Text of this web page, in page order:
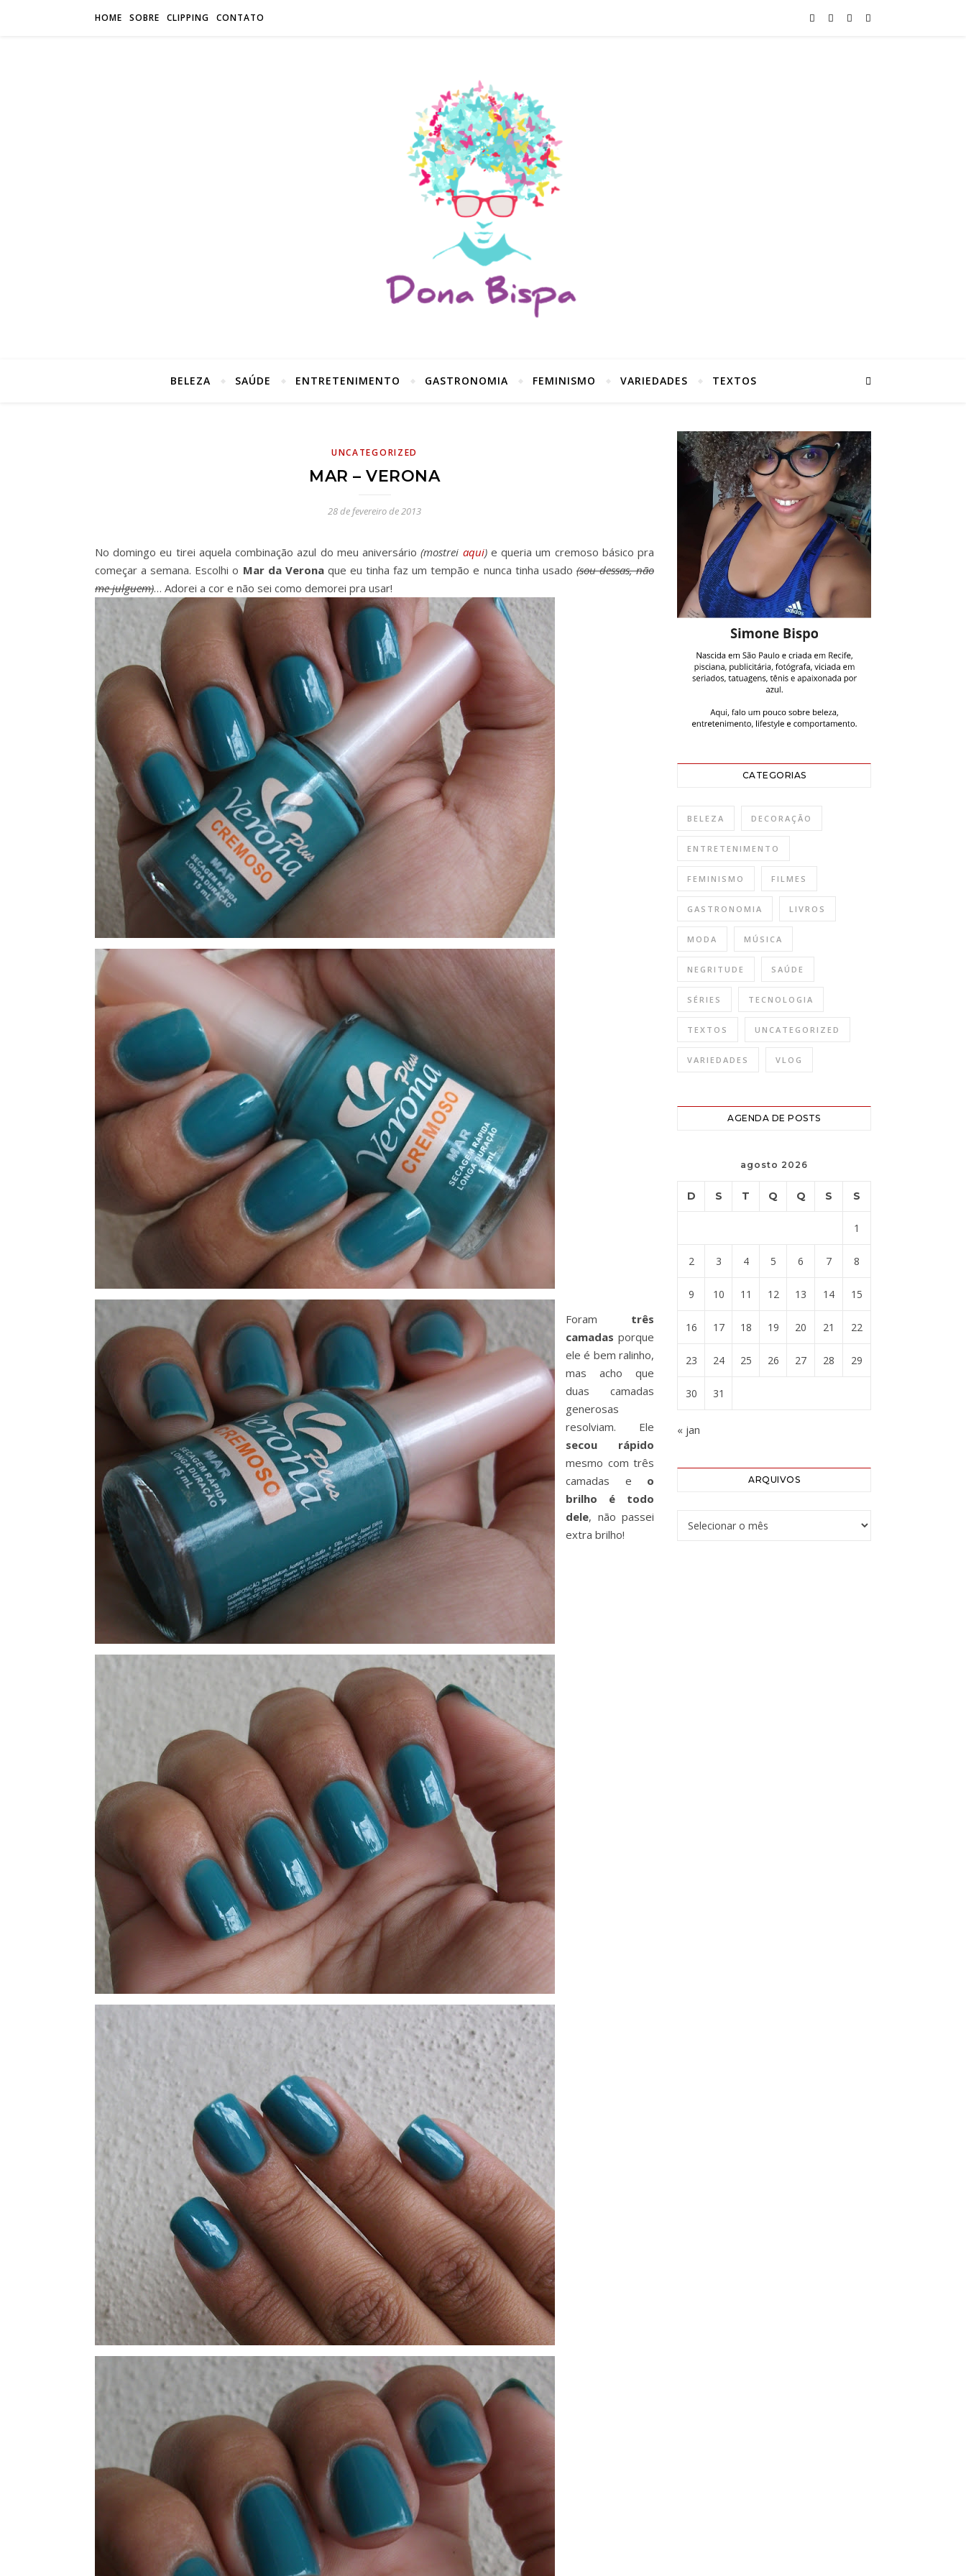
HOME SOBRE CLIPPING CONTATO
BELEZA SAÚDE ENTRETENIMENTO GASTRONOMIA FEMINISMO VARIEDADES TEXTOS
UNCATEGORIZED
MAR – VERONA
28 de fevereiro de 2013
No domingo eu tirei aquela combinação azul do meu aniversário(mostrei aqui)e queria um cremoso básico pra
começar a semana. Escolhi o Mar da Veronaque eu tinha faz um tempão e nunca tinha usado(sou dessas, não
me julguem)… Adorei a cor e não sei como demorei pra usar!
Foram três
camadas porque
ele é bem ralinho,
mas acho que
duas camadas
generosas
resolviam. Ele
secou rápido
mesmo com três
camadas e o
brilho é todo
dele, não passei
extra brilho!
CATEGORIAS
BELEZA DECORAÇÃO
ENTRETENIMENTO
FEMINISMO FILMES
GASTRONOMIA LIVROS
MODA MÚSICA
NEGRITUDE SAÚDE
SÉRIES TECNOLOGIA
TEXTOS UNCATEGORIZED
VARIEDADES VLOG
AGENDA DE POSTS
agosto 2026
D S T Q Q S S
1
2 3 4 5 6 7 8
9 10 11 12 13 14 15
16 17 18 19 20 21 22
23 24 25 26 27 28 29
30 31
« jan
ARQUIVOS